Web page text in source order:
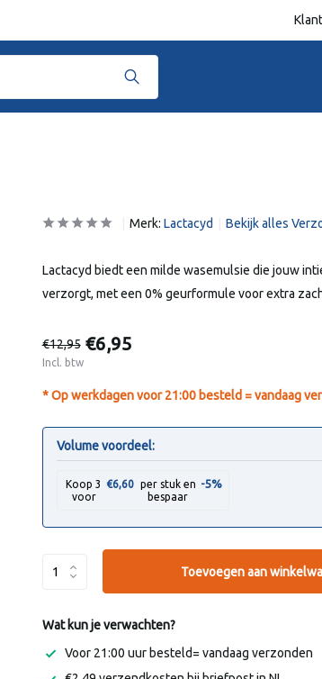
Merk: Lactacyd Bekijk alles
Lactacyd biedt een milde wasemulsie die jouw
verzorgt, met een 0% geurformule voor extra
€12,95 €6,95
Incl. btw
* Op werkdagen voor 21:00 besteld = vandaag
Volume voordeel:
Koop 3
voor
€6,60 per stuk en
bespaar
-5%
Toevoegen aan
Wat kun je verwachten?
Voor 21:00 uur besteld= vandaag verzonden